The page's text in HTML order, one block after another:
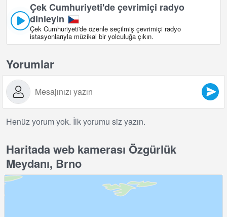
Çek Cumhuriyeti'de çevrimiçi radyo
dinleyin
Çek Cumhuriyeti'de özenle seçilmiş çevrimiçi radyo
istasyonlarıyla müzikal bir yolculuğa çıkın.
Yorumlar
Henüz yorum yok. İlk yorumu siz yazın.
Haritada web kamerası Özgürlük
Meydanı, Brno